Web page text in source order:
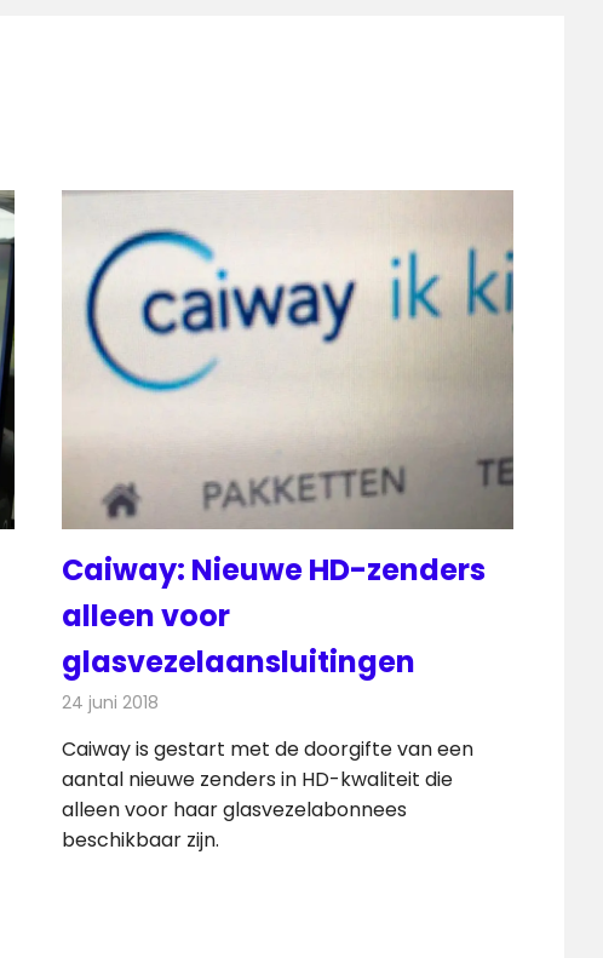
Caiway: Nieuwe HD-zenders
alleen voor
glasvezelaansluitingen
24 juni 2018
Caiway is gestart met de doorgifte van een
aantal nieuwe zenders in HD-kwaliteit die
alleen voor haar glasvezelabonnees
beschikbaar zijn.